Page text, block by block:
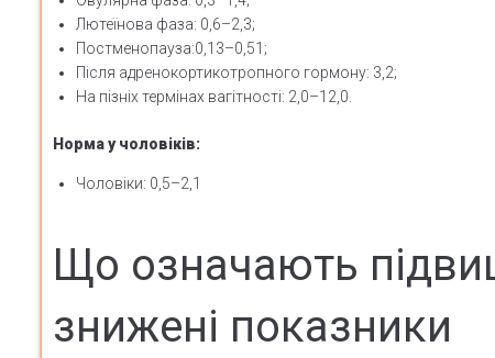
Лютеїнова фаза: 0,6–2,3;
Постменопауза:0,13–0,51;
Після адренокортикотропного гормону: 3,2;
На пізніх термінах вагітності: 2,0–12,0.
Норма у чоловіків:
Чоловіки: 0,5–2,1
Що означають
знижені показники